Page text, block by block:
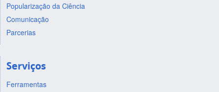
Popularização da Ciência
Comunicação
Parcerias
Serviços
Ferramentas